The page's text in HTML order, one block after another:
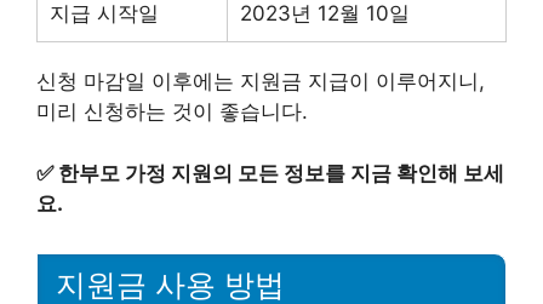
지급 시작일 2023년 12월 10일
신청 마감일 이후에는 지원금 지급이 이루어지니,
미리 신청하는 것이 좋습니다.
✅ 한부모 가정 지원의 모든 정보를 지금 확인해 보세
요.
지원금 사용 방법